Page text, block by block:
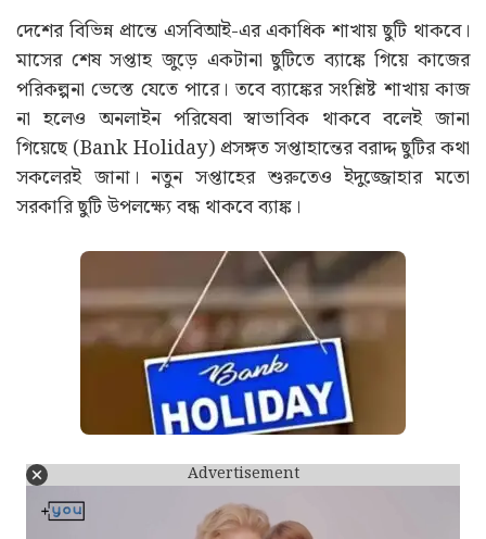
দেশের বিভিন্ন প্রান্তে এসবিআই-এর একাধিক শাখায় ছুটি থাকবে।
মাসের শেষ সপ্তাহ জুড়ে একটানা ছুটিতে ব্যাঙ্কে গিয়ে কাজের
পরিকল্পনা ভেস্তে যেতে পারে। তবে ব্যাঙ্কের সংশ্লিষ্ট শাখায় কাজ
না হলেও অনলাইন পরিষেবা স্বাভাবিক থাকবে বলেই জানা
গিয়েছে (Bank Holiday) প্রসঙ্গত সপ্তাহান্তের বরাদ্দ ছুটির কথা
সকলেরই জানা। নতুন সপ্তাহের শুরুতেও ইদুজ্জোহার মতো
সরকারি ছুটি উপলক্ষ্যে বন্ধ থাকবে ব্যাঙ্ক।
Advertisement